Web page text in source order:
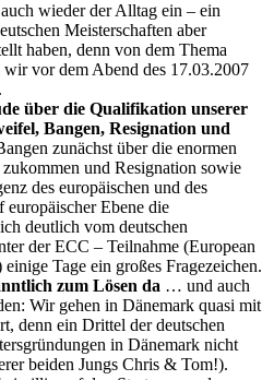
wieder der Alltag ein – ein
Meisterschaften aber
haben, denn von dem Thema
wir vor dem Abend des 17.03.2007
über die Qualifikation unserer
Bangen, Resignation und
zunächst über die enormen
und Resignation sowie
des europäischen und des
europäischer Ebene die
deutlich vom deutschen
der ECC – Teilnahme (European
Tage ein großes Fragezeichen.
zum Lösen da … und auch
Wir gehen in Dänemark quasi mit
denn ein Drittel der deutschen
in Dänemark nicht
beiden Jungs Chris & Tom!).